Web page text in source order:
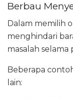
Berbau
Dalam memilih
menghindari
masalah selama
Beberapa
lain: